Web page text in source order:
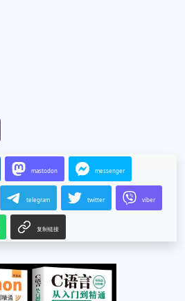
mastodon messenger
telegram twitter viber
复制链接